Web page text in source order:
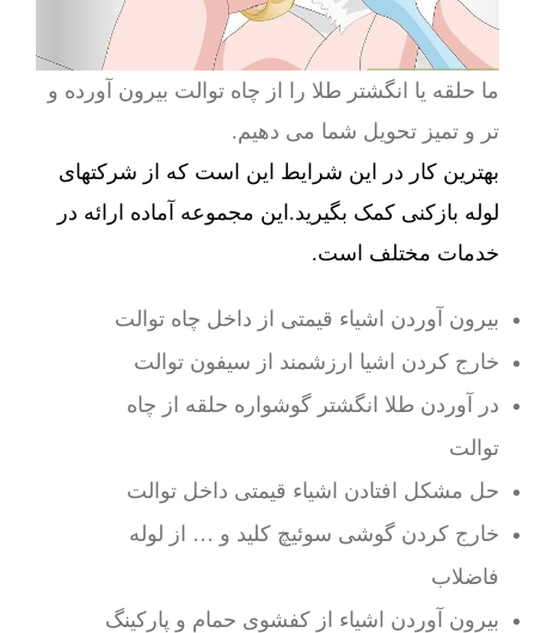
ما حلقه یا انگشتر طلا را از چاه توالت بیرون آورده و
تر و تمیز تحویل شما می دهیم.
بهترین کار در این شرایط این است که از شرکتهای
لوله بازکنی کمک بگیرید.این مجموعه آماده ارائه در
خدمات مختلف است.
بیرون آوردن اشیاء قیمتی از داخل چاه توالت
خارج کردن اشیا ارزشمند از سیفون توالت
در آوردن طلا انگشتر گوشواره حلقه از چاه
توالت
حل مشکل افتادن اشیاء قیمتی داخل توالت
خارج کردن گوشی سوئیچ کلید و … از لوله
فاضلاب
بیرون آوردن اشیاء از کفشوی حمام و پارکینگ